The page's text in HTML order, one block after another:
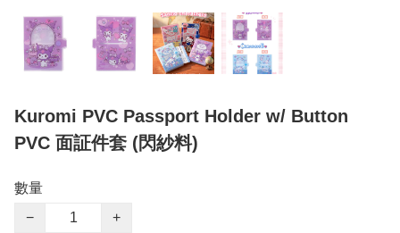
Kuromi PVC Passport Holder w/ Button
PVC 面証件套 (閃紗料)
數量
−
+